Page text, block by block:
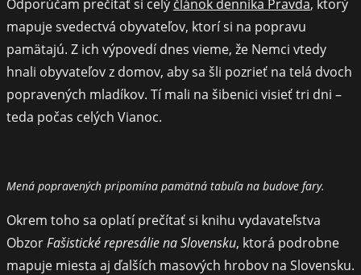
Odporúčam prečítať si celý článok denníka Pravda, ktorý
mapuje svedectvá obyvateľov, ktorí si na popravu
pamätajú. Z ich výpovedí dnes vieme, že Nemci vtedy
hnali obyvateľov z domov, aby sa šli pozrieť na telá dvoch
popravených mladíkov. Tí mali na šibenici visieť tri dni –
teda počas celých Vianoc.
Mená popravených pripomína pamätná tabuľa na budove fary.
Okrem toho sa oplatí prečítať si knihu vydavateľstva
ObzorFašistické represálie na Slovensku, ktorá podrobne
mapuje miesta aj ďalších masových hrobov na Slovensku.